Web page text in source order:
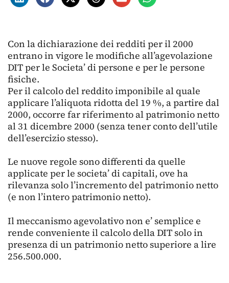
Con la dichiarazione dei redditi per il 2000
entrano in vigore le modifiche all’agevolazione
DIT per le Societa’ di persone e per le persone
fisiche.
Per il calcolo del reddito imponibile al quale
applicare l’aliquota ridotta del 19 %, a partire dal
2000, occorre far riferimento al patrimonio netto
al 31 dicembre 2000 (senza tener conto dell’utile
dell’esercizio stesso).
Le nuove regole sono differenti da quelle
applicate per le societa’ di capitali, ove ha
rilevanza solo l’incremento del patrimonio netto
(e non l’intero patrimonio netto).
Il meccanismo agevolativo non e’ semplice e
rende conveniente il calcolo della DIT solo in
presenza di un patrimonio netto superiore a lire
256.500.000.